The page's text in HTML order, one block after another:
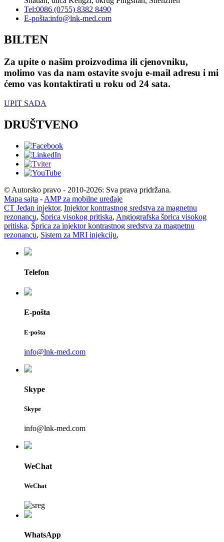
Tel:0086 (0755) 8382 8490
E-pošta:info@lnk-med.com
BILTEN
Za upite o našim proizvodima ili cjenovniku,
molimo vas da nam ostavite svoju e-mail adresu i mi
ćemo vas kontaktirati u roku od 24 sata.
UPIT SADA
DRUŠTVENO
© Autorsko pravo - 2010-2026: Sva prava pridržana.
Mapa sajta - AMP za mobilne uređaje
CT Jedan injektor, Injektor kontrastnog sredstva za magnetnu
rezonancu, Šprica visokog pritiska, Angiografska šprica visokog
pritiska, Šprica za injektor kontrastnog sredstva za magnetnu
rezonancu, Sistem za MRI injekciju,
Telefon
E-pošta
E-pošta
info@lnk-med.com
Skype
Skype
info@lnk-med.com
WeChat
WeChat
WhatsApp